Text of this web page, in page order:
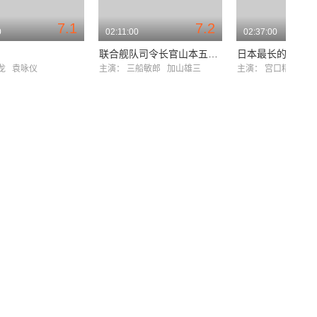
7.1
袁咏仪
7.2
02:11:00
主演： 三船敏郎 加山雄三
02:37:00
日本最长的一天
主演： 宫口精二